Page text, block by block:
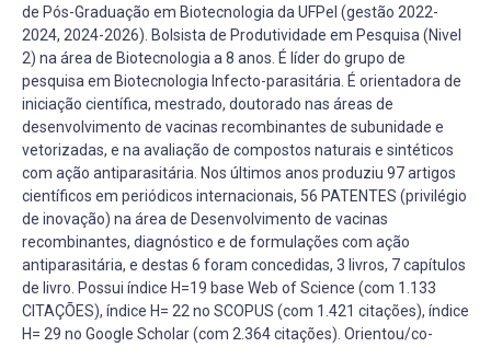
de Pós-Graduação em Biotecnologia da UFPel (gestão 2022-
2024, 2024-2026). Bolsista de Produtividade em Pesquisa (Nivel
2) na área de Biotecnologia a 8 anos. É líder do grupo de
pesquisa em Biotecnologia Infecto-parasitária. É orientadora de
iniciação científica, mestrado, doutorado nas áreas de
desenvolvimento de vacinas recombinantes de subunidade e
vetorizadas, e na avaliação de compostos naturais e sintéticos
com ação antiparasitária. Nos últimos anos produziu 97 artigos
científicos em periódicos internacionais, 56 PATENTES (privilégio
de inovação) na área de Desenvolvimento de vacinas
recombinantes, diagnóstico e de formulações com ação
antiparasitária, e destas 6 foram concedidas, 3 livros, 7 capítulos
de livro. Possui índice H=19 base Web of Science (com 1.133
CITAÇÕES), índice H= 22 no SCOPUS (com 1.421 citações), índice
H= 29 no Google Scholar (com 2.364 citações). Orientou/co-